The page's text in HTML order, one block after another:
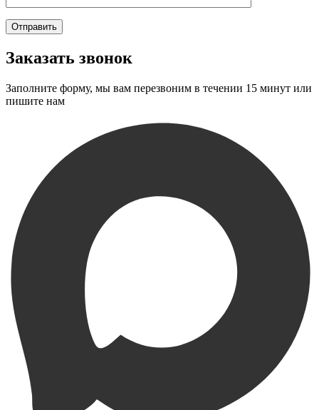
Заказать звонок
Заполните форму, мы вам перезвоним в течении 15 минут или
пишите нам